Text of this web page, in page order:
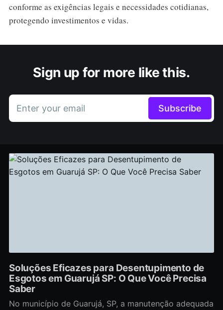
conforme as exigências legais e necessidades cotidianas,
protegendo investimentos e vidas.
Sign up for more like this.
Enter your email Subscribe
Soluções Eficazes para Desentupimento de
Esgotos em Guarujá SP: O Que Você Precisa
Saber
No município de Guarujá, SP, a manutenção adequada